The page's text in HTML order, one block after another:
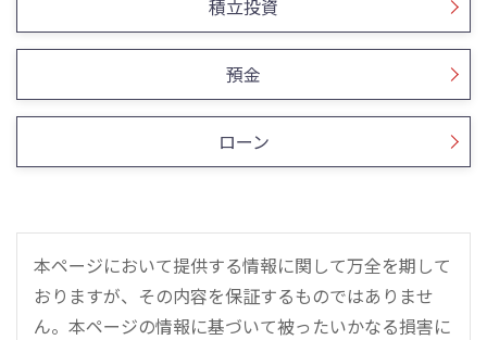
積立投資
預金
ローン
本ページにおいて提供する情報に関して万全を期して
おりますが、その内容を保証するものではありませ
ん。本ページの情報に基づいて被ったいかなる損害に